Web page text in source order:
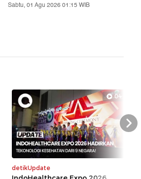
Sabtu, 01 Agu 2026 01:15 WIB
04:39
detikUpdate
Next